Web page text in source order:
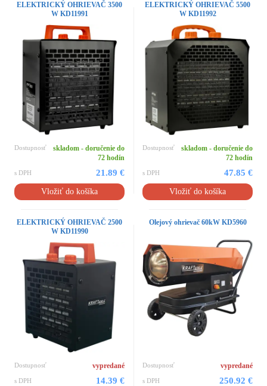
ELEKTRICKÝ OHRIEVAČ 3500
W KD11991
Dostupnosť
skladom - doručenie do
72 hodín
s DPH 21.89 €
Vložiť do košíka
ELEKTRICKÝ OHRIEVAČ 5500
W KD11992
Dostupnosť
skladom - doručenie do
72 hodín
s DPH 47.85 €
Vložiť do košíka
ELEKTRICKÝ OHRIEVAČ 2500
W KD11990
Dostupnosť vypredané
s DPH 14.39 €
Olejový ohrievač 60kW KD5960
Dostupnosť vypredané
s DPH 250.92 €